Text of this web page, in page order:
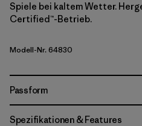
Spiele bei kaltem Wetter.
Certified™-Betrieb.
Modell-Nr. 64830
Passform
Spezifikationen & Features